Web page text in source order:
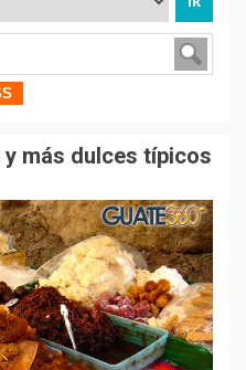
más dulces típicos